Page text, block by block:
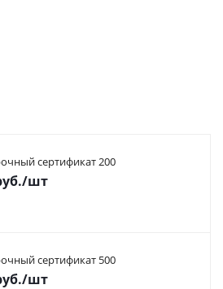
сертификат 200
/шт
сертификат 500
/шт